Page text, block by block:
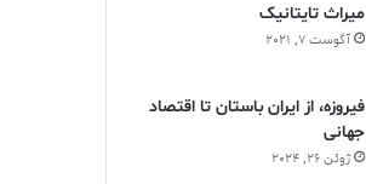
ميراث تايتانيک
آگوست 7, 2021
فیروزه، از ایران باستان تا اقتصاد
جهانی
ژوئن 26, 2024